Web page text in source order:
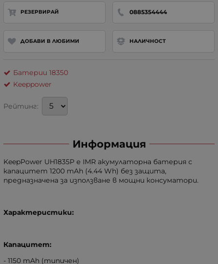
РЕЗЕРВИРАЙ 0885354444
ДОБАВИ В ЛЮБИМИ НАЛИЧНОСТ
Батерии 18350
Keeppower
Рейтинг:
Информация
KeepPower UH1835P е IMR акумулаторна батерия с
капацитет 1200 mAh (4.44 Wh) без защита,
предназначена за използване в мощни консуматори.
Характеристики:
Капацитет:
- 1150 mAh (типичен)